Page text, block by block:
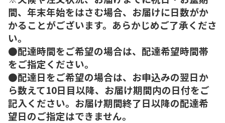
間、年末年始をはさむ場合、お届けに日数がか
かることがございます。あらかじめご了承くださ
い。
●配達時間をご希望の場合は、配達希望時間帯
をご指定ください。
●配達日をご希望の場合は、お申込みの翌日か
ら数えて10日目以降、お届け期間内の日付をご
記入ください。お届け期間終了日以降の配達希
望日のご指定はできません。